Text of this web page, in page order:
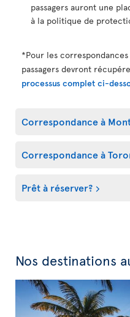
passagers auront une
à la politique de
*Pour les
passagers devront
processus complet ci-
Correspondance à
Correspondance à
Prêt à réserver?
Nos destinations